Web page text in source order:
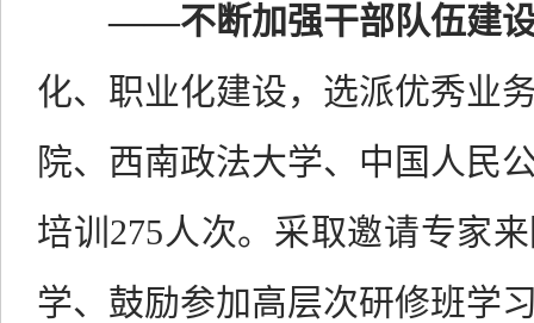
——不断加强干部队伍建
化、职业化建设， 选派优秀业
院、西南政法大学、中国人民
培训275人次。采取邀请专家
学、鼓励参加高层次研修班学